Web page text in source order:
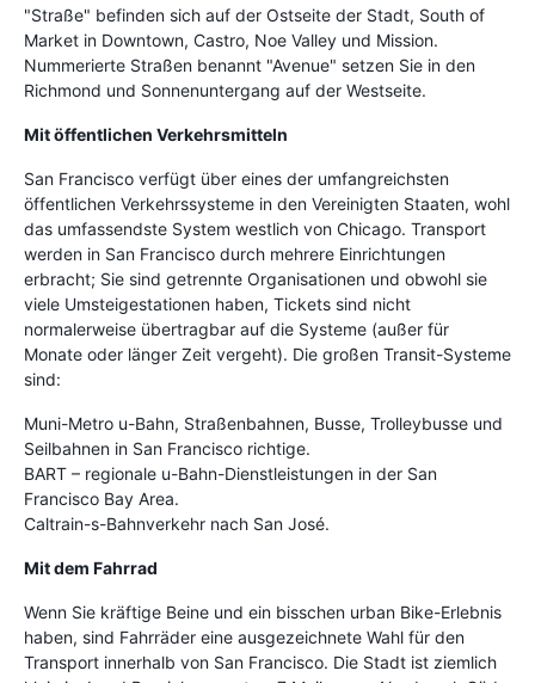
"Straße" befinden sich auf der Ostseite der Stadt, South of
Market in Downtown, Castro, Noe Valley und Mission.
Nummerierte Straßen benannt "Avenue" setzen Sie in den
Richmond und Sonnenuntergang auf der Westseite.
Mit öffentlichen Verkehrsmitteln
San Francisco verfügt über eines der umfangreichsten
öffentlichen Verkehrssysteme in den Vereinigten Staaten, wohl
das umfassendste System westlich von Chicago. Transport
werden in San Francisco durch mehrere Einrichtungen
erbracht; Sie sind getrennte Organisationen und obwohl sie
viele Umsteigestationen haben, Tickets sind nicht
normalerweise übertragbar auf die Systeme (außer für
Monate oder länger Zeit vergeht). Die großen Transit-Systeme
sind:
Muni-Metro u-Bahn, Straßenbahnen, Busse, Trolleybusse und
Seilbahnen in San Francisco richtige.
BART – regionale u-Bahn-Dienstleistungen in der San
Francisco Bay Area.
Caltrain-s-Bahnverkehr nach San José.
Mit dem Fahrrad
Wenn Sie kräftige Beine und ein bisschen urban Bike-Erlebnis
haben, sind Fahrräder eine ausgezeichnete Wahl für den
Transport innerhalb von San Francisco. Die Stadt ist ziemlich